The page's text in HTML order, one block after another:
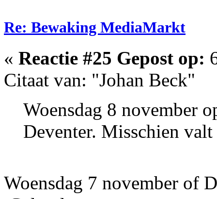
Re: Bewaking MediaMarkt
« Reactie #25 Gepost op:
Citaat van: "Johan Beck"
Woensdag 8 november
Deventer. Misschien
Woensdag 7 november of